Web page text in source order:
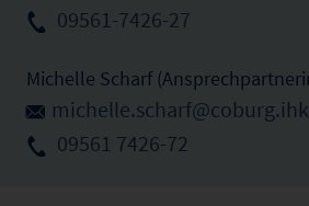
09561-7426-27
Michelle Scharf
09561 7426-72